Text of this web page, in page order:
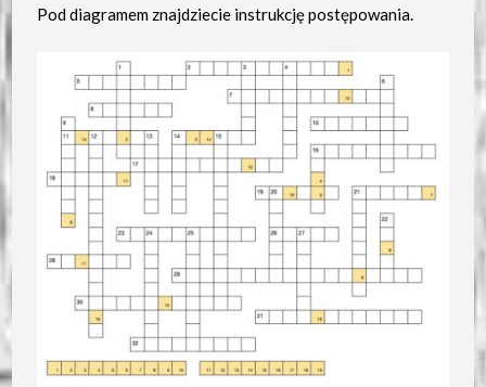
Pod diagramem znajdziecie instrukcję postępowania.